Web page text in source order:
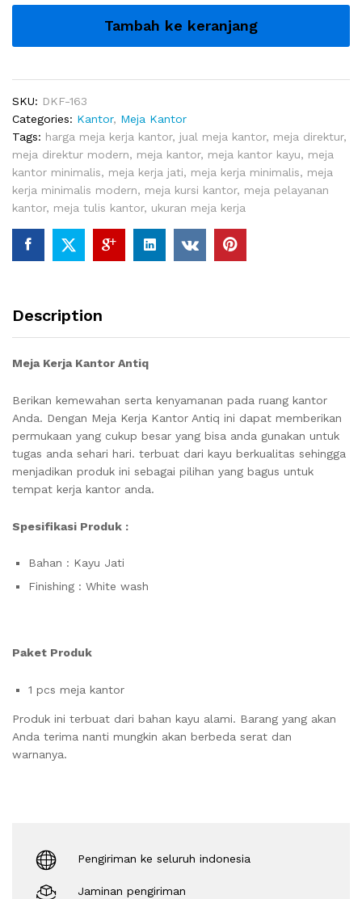
Antiq
Tambah ke keranjang
SKU: DKF-163
Categories: Kantor, Meja Kantor
Tags: harga meja kerja kantor, jual meja kantor, meja direktur,
meja direktur modern, meja kantor, meja kantor kayu, meja
kantor minimalis, meja kerja jati, meja kerja minimalis, meja
kerja minimalis modern, meja kursi kantor, meja pelayanan
kantor, meja tulis kantor, ukuran meja kerja
Description
Meja Kerja Kantor Antiq
Berikan kemewahan serta kenyamanan pada ruang kantor
Anda. Dengan Meja Kerja Kantor Antiq ini dapat memberikan
permukaan yang cukup besar yang bisa anda gunakan untuk
tugas anda sehari hari. terbuat dari kayu berkualitas sehingga
menjadikan produk ini sebagai pilihan yang bagus untuk
tempat kerja kantor anda.
Spesifikasi Produk :
Bahan : Kayu Jati
Finishing : White wash
Paket Produk
1 pcs meja kantor
Produk ini terbuat dari bahan kayu alami. Barang yang akan
Anda terima nanti mungkin akan berbeda serat dan
warnanya.
Pengiriman ke seluruh indonesia
Jaminan pengiriman